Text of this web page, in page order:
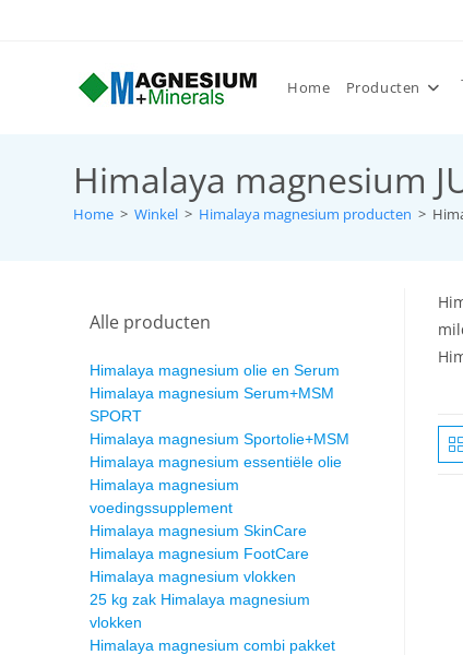
Home Producten
Himalaya magnesium
Home > Winkel > Himalaya magnesium producten >
Alle producten
Himalaya magnesium olie en Serum
Himalaya magnesium Serum+MSM
SPORT
Himalaya magnesium Sportolie+MSM
Himalaya magnesium essentiële olie
Himalaya magnesium
voedingssupplement
Himalaya magnesium SkinCare
Himalaya magnesium FootCare
Himalaya magnesium vlokken
25 kg zak Himalaya magnesium
vlokken
Himalaya magnesium combi pakket